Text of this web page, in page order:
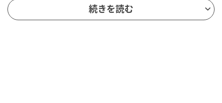
続きを読む